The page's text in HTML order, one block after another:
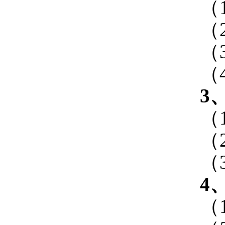
（
（
（
（
3
（
（
（
4
（